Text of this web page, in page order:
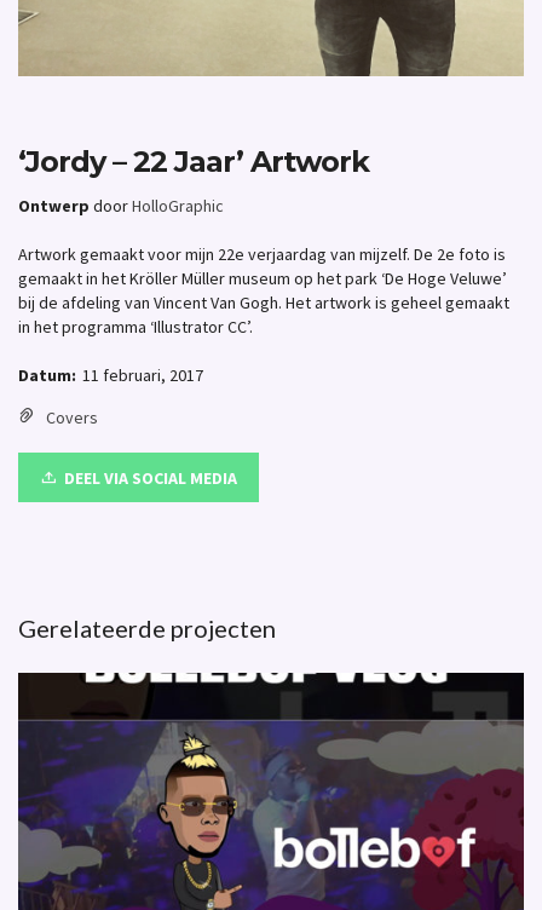
‘Jordy – 22 Jaar’ Artwork
Ontwerp doorHolloGraphic
Artwork gemaakt voor mijn 22e verjaardag van mijzelf. De 2e foto is
gemaakt in het Kröller Müller museum op het park ‘De Hoge Veluwe’
bij de afdeling van Vincent Van Gogh. Het artwork is geheel gemaakt
in het programma ‘Illustrator CC’.
Datum: 11 februari, 2017
Covers
DEEL VIA SOCIAL MEDIA
Gerelateerde projecten